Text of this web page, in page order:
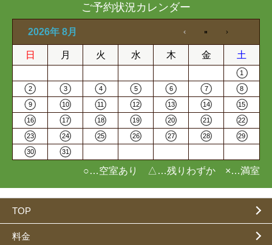
ご予約状況カレンダー
2026年 8月
日 月 火 水 木 金 土
1
2 3 4 5 6 7 8
9 10 11 12 13 14 15
16 17 18 19 20 21 22
23 24 25 26 27 28 29
30 31
○…空室あり △…残りわずか ×…満室
TOP
料金